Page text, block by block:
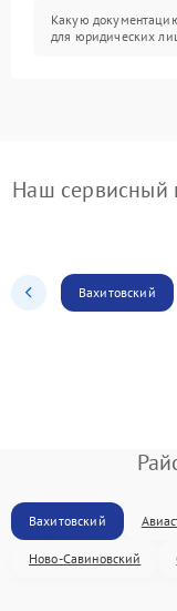
Какую
для юридических
Наш сервисный
Вахитовский
Вахитовский
Ново-Савиновский